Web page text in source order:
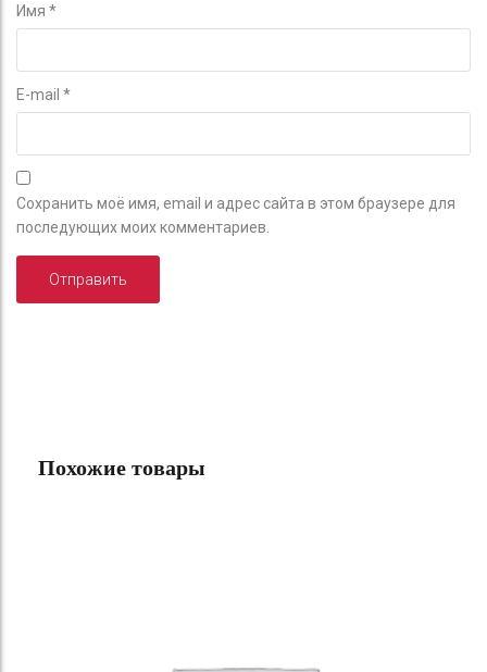
Имя *
E-mail *
Сохранить моё имя, email и адрес сайта в этом браузере для
последующих моих комментариев.
Похожие товары